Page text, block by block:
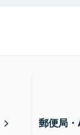
郵便局